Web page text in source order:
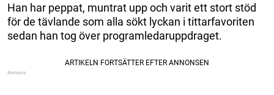
Han har peppat, muntrat upp och varit ett stort stöd
för de tävlande som alla sökt lyckan i tittarfavoriten
sedan han tog över programledaruppdraget.